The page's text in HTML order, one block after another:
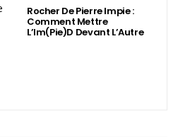
Rocher De Pierre Impie :
Comment Mettre
L’Im(Pie)d Devant L’Autre